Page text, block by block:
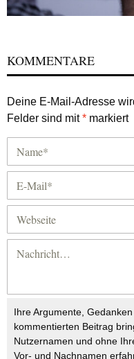
KOMMENTARE
Deine E-Mail-Adresse
Felder sind mit* markiert
Ihre Argumente,
kommentierten Beitrag
Nutzernamen und ohne
Vor- und Nachnamen